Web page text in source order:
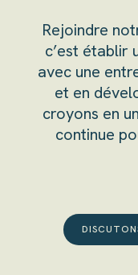
Rejoindre
c’est établir
avec une
et en
croyons en
continue